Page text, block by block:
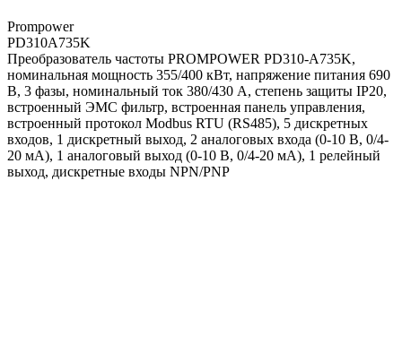
Prompower
PD310A735K
Преобразователь частоты PROMPOWER PD310-A735K,
номинальная мощность 355/400 кВт, напряжение питания 690
В, 3 фазы, номинальный ток 380/430 А, степень защиты IP20,
встроенный ЭМС фильтр, встроенная панель управления,
встроенный протокол Modbus RTU (RS485), 5 дискретных
входов, 1 дискретный выход, 2 аналоговых входа (0-10 В, 0/4-
20 мА), 1 аналоговый выход (0-10 В, 0/4-20 мА), 1 релейный
выход, дискретные входы NPN/PNP